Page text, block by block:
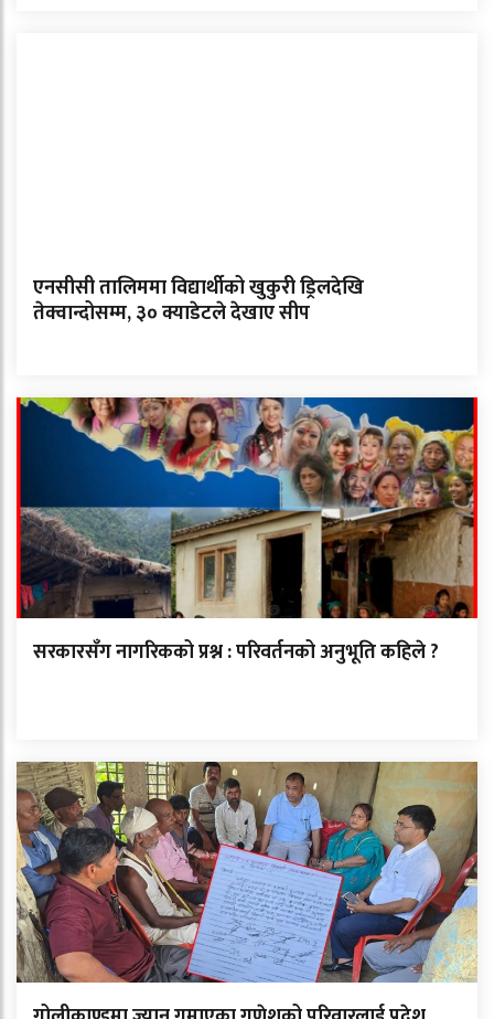
एनसीसी तालिममा विद्यार्थीको खुकुरी ड्रिलदेखि
तेक्वान्दोसम्म, ३० क्याडेटले देखाए सीप
सरकारसँग नागरिकको प्रश्न : परिवर्तनको अनुभूति कहिले ?